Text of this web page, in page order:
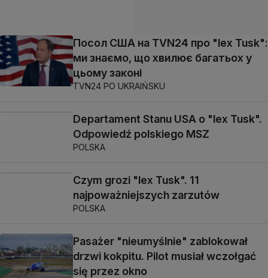
Посол США на TVN24 про "lex Tusk":
ми знаємо, що хвилює багатьох у
цьому законі
TVN24 PO UKRAIŃSKU
Departament Stanu USA o "lex Tusk".
Odpowiedź polskiego MSZ
POLSKA
Czym grozi "lex Tusk". 11
najpoważniejszych zarzutów
POLSKA
Pasażer "nieumyślnie" zablokował
drzwi kokpitu. Pilot musiał wczołgać
się przez okno